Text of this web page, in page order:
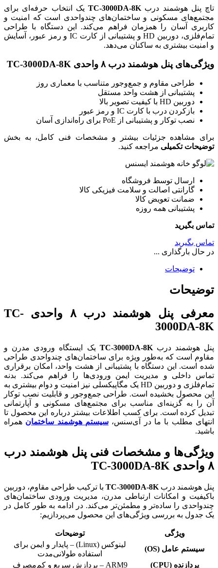
تاچ پنل هوشمند درب TC-3000DA-8K یک انتخاب حرفه‌ای برای
مجتمع‌های مسکونی و ساختمان‌های چندواحدی است که امنیت و
کاربری آسان را همزمان فراهم می‌کند. این دستگاه با طراحی
تمام‌فلزی، دوربین HD و پشتیبانی از کارت IC و رمز عبور، آسایش
و امنیت بیشتری به ساکنان می‌دهد.
ویژگی‌های پنل هوشمند درب ۸ واحدی TC-3000DA-8K
طراحی مقاوم و جمع‌وجور متناسب با معماری روز
پشتیبانی از هشت واحد مستقل
دوربین HD با کیفیت تصویر بالا
بازکردن درب با کارت IC و رمز عبور
نصب توکار و پشتیبانی از PoE برای راه‌اندازی آسان
برای مشاهده جزئیات بیشتر و مشخصات فنی کامل، به بخش
توضیحات تکمیلی مراجعه کنید.
ارسال توسط فروشگاه
گارانتی اصالت و سلامت فیزیکی کالا
ضمانت تعویض کالا
پشتیبانی همه روزه
تماس بگیرید
تماس بگیرید
در حال بارگذاری ...
توضیحات
توضیحات
معرفی پنل هوشمند درب ۸ واحدی TC-
3000DA-8K
پنل هوشمند دربTC-3000DA-8K یک ایستگاه ورودی مدرن و
مقاوم است که به‌طور ویژه برای ساختمان‌های چندواحدی طراحی
شده است. این دستگاه با پشتیبانی از هشت واحد، امکان برقراری
تماس داخلی و مدیریت ایمن ورودی‌ها را فراهم می‌کند. بدنه
تمام‌فلزی و دوربین HD یک مگاپیکسلی نیز امنیت و دوام بیشتری به
این محصول بخشیده است. طراحی جمع‌وجور و قابلیت نصب توکار
آن را به گزینه‌ای مناسب برای مجتمع‌های مسکونی و آپارتمانی
تبدیل کرده است. برای کسب اطلاعات بیشتر درباره این محصول تا
انتهای مطلب با ما در آی‌سنس، سیستم هوشمند ساختمان همراه
باشید.
ویژگی‌ها و مشخصات فنی پنل هوشمند درب
۸ واحدی TC-3000DA-8K
پنل هوشمند درب TC-3000DA-8K با ترکیب طراحی مقاوم، دوربین
باکیفیت و امکانات ارتباطی مدرن، مدیریت ورودی ساختمان‌های
چندواحدی را ساده‌تر و مطمئن‌تر می‌کند. در ادامه به طور کامل در
یک جدول به بررسی ویژگی‌های این محصول می‌پردازیم:
ویژگی
توضیحات
سیستم عامل (OS)
لینوکس (Linux) – پایدار و ایمن برای
استفاده طولانی‌مدت
پردازنده (CPU)
ARM9 – پردازش سریع و کم‌مصرف